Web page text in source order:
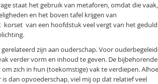
staat het gebruik van metaforen, omdat die vaak,
en het boven tafel krijgen van
korset van een hoofdstuk veel vergt van het
gerelateerd zijn aan ouderschap. Voor
verder vorm en inhoud te geven. De bijbehorende
zich in hun (toekomstige) vak te verdiepen.
dan opvoederschap, viel mij op dat relatief veel